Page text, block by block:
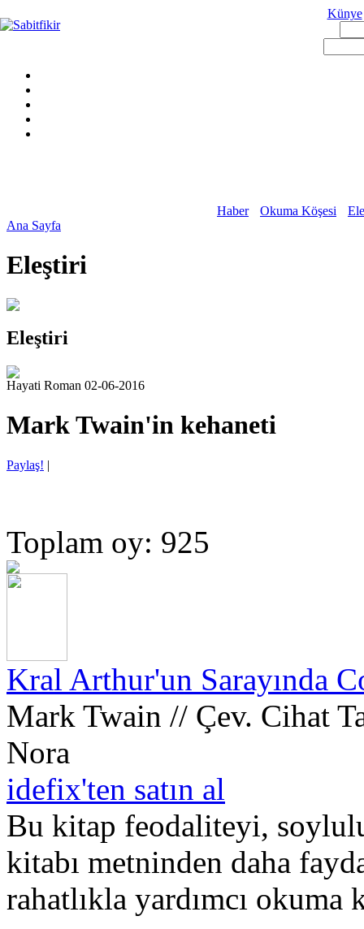
Künye
Haber Okuma Köşesi
Ana Sayfa
Eleştiri
Eleştiri
Hayati Roman 02-06-2016
Mark Twain'in kehaneti
Paylaş! |
Toplam oy: 925
Kral Arthur'un Sarayında
Mark Twain // Çev. Cihat
Nora
idefix'ten satın al
Bu kitap feodaliteyi,
kitabı metninden daha
rahatlıkla yardımcı